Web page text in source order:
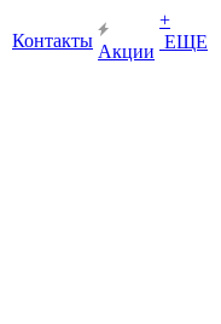
Контакты
Акции
+
ЕЩЕ